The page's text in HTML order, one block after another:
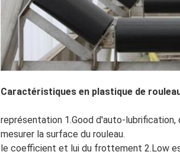
Caractéristiques en plastique de
représentation 1.Good d'auto-
mesurer la surface du rouleau.
le coefficient et lui du frottement 2.Low